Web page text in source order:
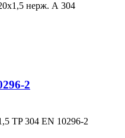
нерж. А 304
2
TP 304 EN 10296-2